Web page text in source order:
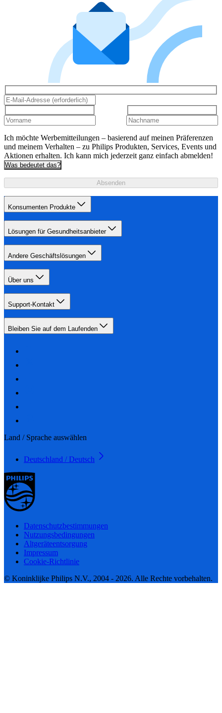
Ich möchte Werbemitteilungen – basierend auf meinen Präferenzen
und meinem Verhalten – zu Philips Produkten, Services, Events und
Aktionen erhalten. Ich kann mich jederzeit ganz einfach abmelden!
Was bedeutet das?
Absenden
Konsumenten Produkte
Lösungen für Gesundheitsanbieter
Andere Geschäftslösungen
Über uns
Support-Kontakt
Bleiben Sie auf dem Laufenden
Land / Sprache auswählen
Deutschland / Deutsch
Datenschutzbestimmungen
Nutzungsbedingungen
Altgeräteentsorgung
Impressum
Cookie-Richtlinie
© Koninklijke Philips N.V., 2004 - 2026. Alle Rechte vorbehalten.